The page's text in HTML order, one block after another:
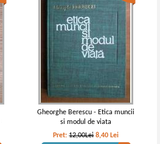
Gheorghe Berescu - Etica muncii
si modul de viata
Pret:12,00Lei 8,40 Lei